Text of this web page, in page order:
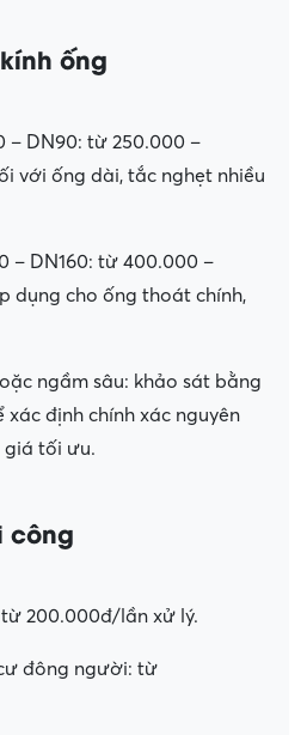
ống
DN90: từ 250.000 –
với ống dài, tắc nghẹt nhiều
– DN160: từ 400.000 –
dụng cho ống thoát chính,
ngầm sâu: khảo sát bằng
xác định chính xác nguyên
giá tối ưu.
công
từ 200.000đ/lần xử lý.
đông người: từ